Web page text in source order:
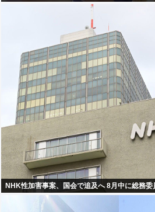
NHK性加害事案、国会で追及へ 8月中に総務委